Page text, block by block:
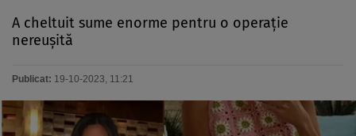
A cheltuit sume enorme pentru o operație
nereușită
Publicat: 19-10-2023, 11:21